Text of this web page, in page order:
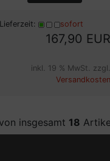
Lieferzeit: sofort
167,90 EUR
inkl. 19 % MwSt. zzgl.
Versandkosten
insgesamt 18